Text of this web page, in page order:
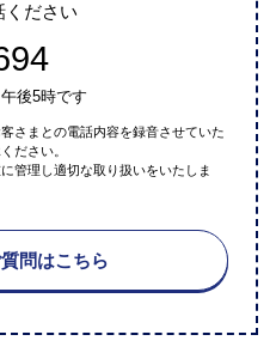
ください
後5時です
さまとの電話内容を録音させていた
ださい。
管理し適切な取り扱いをいたしま
問はこちら